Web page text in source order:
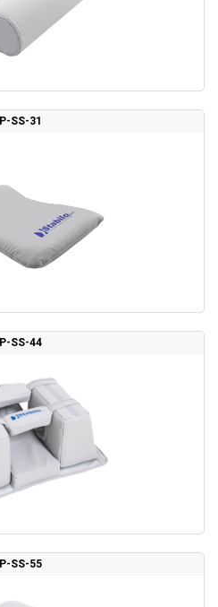
P-SS-31
P-SS-44
P-SS-55